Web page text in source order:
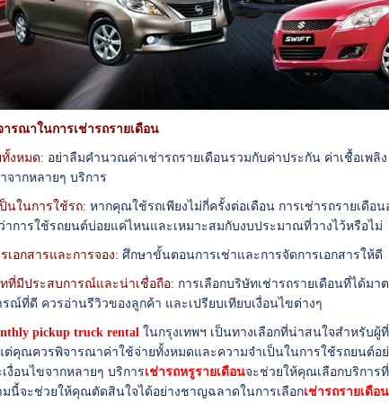
รณาในการเช่ารถรายเดือน
งหมด: อย่าลืมคำนวณค่าเช่ารถรายเดือนรวมกับค่าประกัน ค่าเชื้อเพลิ
จากหลายๆ บริการ
นในการใช้รถ: หากคุณใช้รถเพียงไม่กี่ครั้งต่อเดือน การเช่ารถรายเดือ
าการใช้รถยนต์บ่อยแค่ไหนและเหมาะสมกับงบประมาณที่วางไว้หรือไม่
เอกสารและการจอง: ศึกษาขั้นตอนการเช่าและการจัดการเอกสารให้ดี
ที่มีประสบการณ์และน่าเชื่อถือ: การเลือกบริษัทเช่ารถรายเดือนที่ได้ม
ณ์ที่ดี ควรอ่านรีวิวของลูกค้า และเปรียบเทียบเงื่อนไขต่างๆ
pickup truck rental ในกรุงเทพฯ เป็นทางเลือกที่น่าสนใจสำหรับ
ต่คุณควรพิจารณาค่าใช้จ่ายทั้งหมดและความจำเป็นในการใช้รถยนต์อ
งื่อนไขจากหลายๆ บริการเช่ารถหรูรายเดือนจะช่วยให้คุณเลือกบริการ
มนี้จะช่วยให้คุณตัดสินใจได้อย่างชาญฉลาดในการเลือกเช่ารถรายเดือ